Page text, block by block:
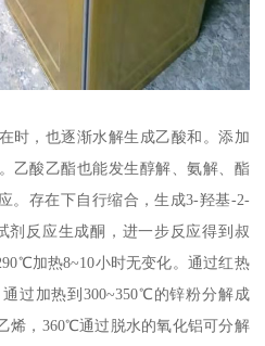
时，也逐渐水解生成乙酸和。添加
乙酸乙酯也能发生醇解、氨解、酯
。存在下自行缩合，生成3-羟基-2-
剂反应生成酮，进一步反应得到叔
加热8~10小时无变化。通过红热
过加热到300~350℃的锌粉分解成
烯，360℃通过脱水的氧化铝可分解